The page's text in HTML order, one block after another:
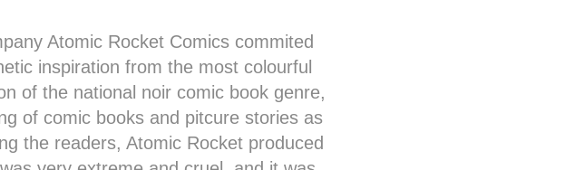
Atomic Rocket Comics commited
inspiration from the most colourful
of the national noir comic book genre,
of comic books and pitcure stories as
the readers, Atomic Rocket produced